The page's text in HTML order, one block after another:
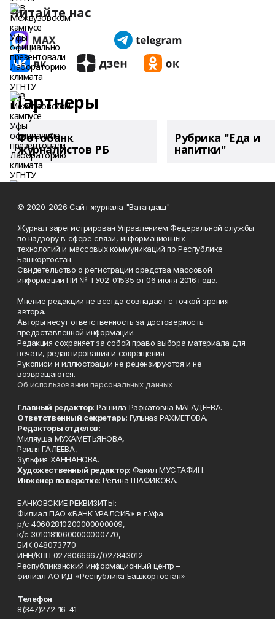
Читайте нас
Партнеры
Фотобанк
журналистов РБ
Рубрика "Еда и
напитки"
© 2020-2026 Сайт журнала "Ватандаш"
Журнал зарегистрирован Управлением Федеральной службы
по надзору в сфере связи, информационных
технологий и массовых коммуникаций по Республике
Башкортостан.
Свидетельство о регистрации средства массовой
информации ПИ № ТУ02-01535 от 06 июня 2016 года.
Мнение редакции не всегда совпадает с точкой зрения
автора.
Авторы несут ответственность за достоверность
предоставленной информации.
Редакция сохраняет за собой право выбора материала для
печати, редактирования и сокращения.
Рукописи и иллюстрации не рецензируются и не
возвращаются.
Об использовании персональных данных
Главный редактор: Рашида Рафкатовна МАГАДЕЕВА.
Ответственный секретарь: Гульназ РАХМЕТОВА.
Редакторы отделов:
Миляуша МУХАМЕТЬЯНОВА,
Раиля ГАЛЕЕВА,
Зульфия ХАННАНОВА.
Художественный редактор: Факил МУСТАФИН.
Инженер по верстке: Регина ШАФИКОВА.
БАНКОВСКИЕ РЕКВИЗИТЫ:
Филиал ПАО «БАНК УРАЛСИБ» в г.Уфа
р/с 40602810200000000009,
к/с 30101810600000000770,
БИК 048073770
ИНН/КПП 0278066967/027843012
Республиканский информационный центр –
филиал АО ИД «Республика Башкортостан»
Телефон
8(347)272-16-41